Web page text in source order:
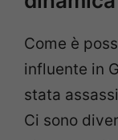
Come è
influente in
stata
Ci sono